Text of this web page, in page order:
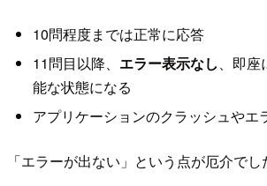
10問程度までは正常に応答
11問目以降、 エラー表示なし、即座
能な状態になる
アプリケーションのクラッシュやエ
「エラーが出ない」という点が厄介でし